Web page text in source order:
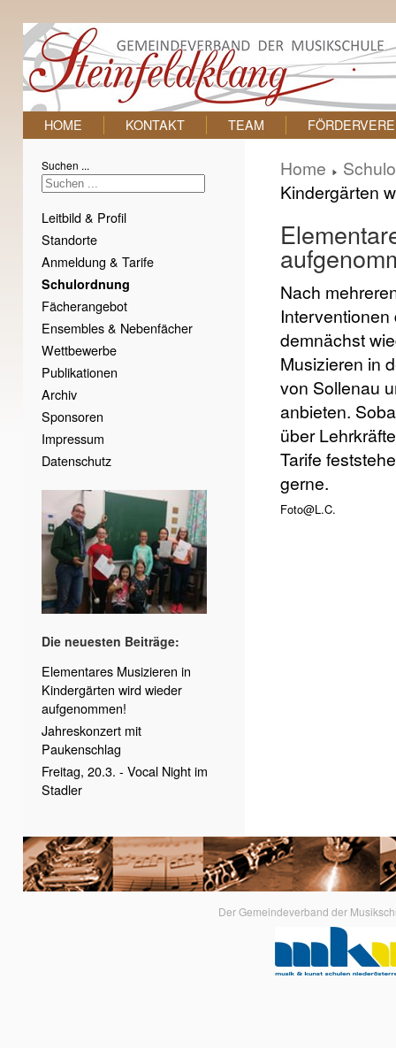
HOME KONTAKT TEAM
Suchen ...
Leitbild & Profil
Standorte
Anmeldung & Tarife
Schulordnung
Fächerangebot
Ensembles & Nebenfächer
Wettbewerbe
Publikationen
Archiv
Sponsoren
Impressum
Datenschutz
Die neuesten Beiträge:
Elementares Musizieren in
Kindergärten wird wieder
aufgenommen!
Jahreskonzert mit
Paukenschlag
Freitag, 20.3. - Vocal Night im
Stadler
Home
Kindergärten
Nach
Interventionen
demnächst
Musizieren in
von Sollenau
anbieten.
über
Tarife
gerne.
Foto@L.C.
Der Gemeindeverband der